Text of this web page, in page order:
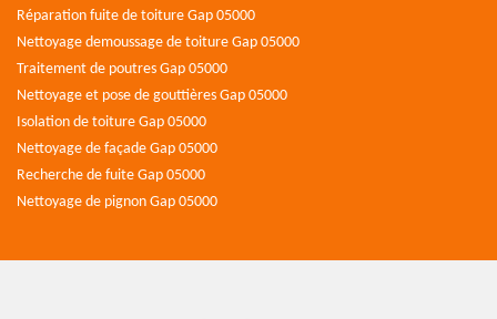
Réparation fuite de toiture Gap 05000
Nettoyage demoussage de toiture Gap 05000
Traitement de poutres Gap 05000
Nettoyage et pose de gouttières Gap 05000
Isolation de toiture Gap 05000
Nettoyage de façade Gap 05000
Recherche de fuite Gap 05000
Nettoyage de pignon Gap 05000